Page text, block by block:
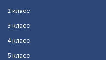
2 класс
3 класс
4 класс
5 класс